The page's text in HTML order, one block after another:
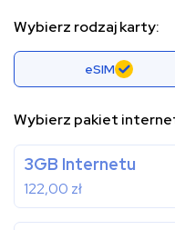
Wybierz rodzaj karty:
eSIM
Wybierz pakiet
3GB Internetu
122,00 zł